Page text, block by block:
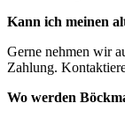
Kann ich meinen
Gerne nehmen wir
Zahlung.
Wo werden